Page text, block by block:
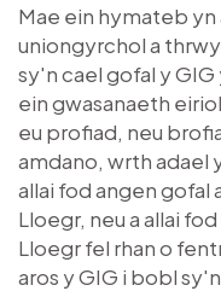
Mae ein hymateb
uniongyrchol a
sy'n cael gofal y
ein gwasanaeth
eu profiad, neu
amdano, wrth adael
allai fod angen gofal
Lloegr, neu a allai
Lloegr fel rhan o
aros y GIG i bobl